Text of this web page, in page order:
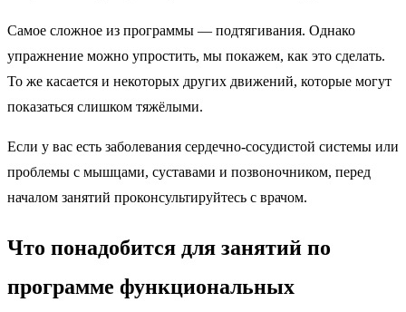
Самое сложное из программы — подтягивания. Однако
упражнение можно упростить, мы покажем, как это сделать.
То же касается и некоторых других движений, которые могут
показаться слишком тяжёлыми.
Если у вас есть заболевания сердечно-сосудистой системы или
проблемы с мышцами, суставами и позвоночником, перед
началом занятий проконсультируйтесь с врачом.
Что понадобится для занятий по
программе функциональных